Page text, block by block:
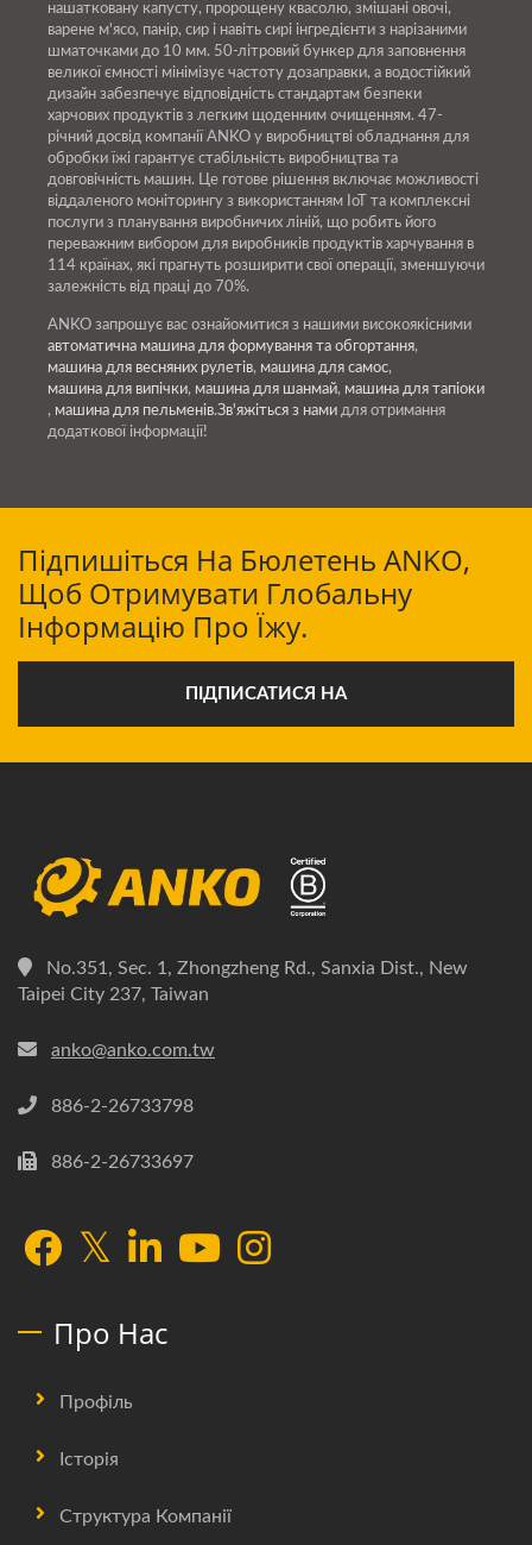
нашатковану капусту, пророщену квасолю, змішані овочі,
варене м'ясо, панір, сир і навіть сирі інгредієнти з нарізаними
шматочками до 10 мм. 50-літровий бункер для заповнення
великої ємності мінімізує частоту дозаправки, а водостійкий
дизайн забезпечує відповідність стандартам безпеки
харчових продуктів з легким щоденним очищенням. 47-
річний досвід компанії ANKO у виробництві обладнання для
обробки їжі гарантує стабільність виробництва та
довговічність машин. Це готове рішення включає можливості
віддаленого моніторингу з використанням IoT та комплексні
послуги з планування виробничих ліній, що робить його
переважним вибором для виробників продуктів харчування в
114 країнах, які прагнуть розширити свої операції, зменшуючи
залежність від праці до 70%.
ANKO запрошує вас ознайомитися з нашими високоякісними
автоматична машина для формування та обгортання,
машина для весняних рулетів, машина для самос,
машина для випічки, машина для шанмай, машина для тапіоки
, машина для пельменів.Зв'яжіться з нами для отримання
додаткової інформації!
Підпишіться На Бюлетень ANKO,
Щоб Отримувати Глобальну
Інформацію Про Їжу.
ПІДПИСАТИСЯ НА
No.351, Sec. 1, Zhongzheng Rd., Sanxia Dist., New
Taipei City 237, Taiwan
anko@anko.com.tw
886-2-26733798
886-2-26733697
Про Нас
Профіль
Історія
Структура Компанії